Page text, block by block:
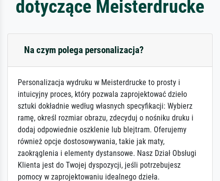
dotyczące Meisterdrucke
Na czym polega personalizacja?
Personalizacja wydruku w Meisterdrucke to prosty i
intuicyjny proces, który pozwala zaprojektować dzieło
sztuki dokładnie według własnych specyfikacji: Wybierz
ramę, określ rozmiar obrazu, zdecyduj o nośniku druku i
dodaj odpowiednie oszklenie lub blejtram. Oferujemy
również opcje dostosowywania, takie jak maty,
zaokrąglenia i elementy dystansowe. Nasz Dział Obsługi
Klienta jest do Twojej dyspozycji, jeśli potrzebujesz
pomocy w zaprojektowaniu idealnego dzieła.